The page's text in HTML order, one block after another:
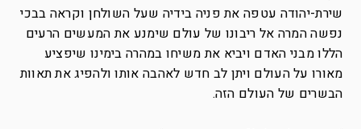
שירת-יהודה עטפה את פניה בידיה שעל השולחן וקראה בבכי
נפשה המרה אל ריבונו של עולם שימנע את המעשים הרעים
הללו מבני האדם ויביא את משיחו במהרה בימינו שיפציע
מאורו על העולם ויתן לב חדש לאהבה אותו ולהפיג את תאוות
הבשרים של העולם הזה.